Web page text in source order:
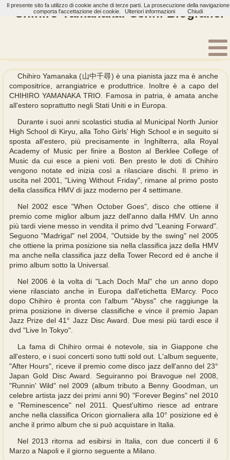
Chihiro Yamanaka: Cenni Biografici
Chihiro Yamanaka (山中千尋) è una pianista jazz ma è anche
compositrice, arrangiatrice e produttrice. Inoltre è a capo del
CHIHIRO YAMANAKA TRIO. Famosa in patria, è amata anche
all'estero soprattutto negli Stati Uniti e in Europa.
Durante i suoi anni scolastici studia al Municipal North Junior
High School di Kiryu, alla Toho Girls' High School e in seguito si
sposta all'estero, più precisamente in Inghilterra, alla Royal
Academy of Music per finire a Boston al Berklee College of
Music da cui esce a pieni voti. Ben presto le doti di Chihiro
vengono notate ed inizia così a rilasciare dischi. Il primo in
uscita nel 2001, "Living Without Friday", rimane al primo posto
della classifica HMV di jazz moderno per 4 settimane.
Nel 2002 esce "When October Goes", disco che ottiene il
premio come miglior album jazz dell'anno dalla HMV. Un anno
più tardi viene messo in vendita il primo dvd "Leaning Forward".
Seguono "Madrigal" nel 2004, "Outside by the swing" nel 2005
che ottiene la prima posizione sia nella classifica jazz della HMV
ma anche nella classifica jazz della Tower Record ed è anche il
primo album sotto la Universal.
Nel 2006 è la volta di "Lach Doch Mal" che un anno dopo
viene rilasciato anche in Europa dall'etichetta EMarcy. Poco
dopo Chihiro è pronta con l'album "Abyss" che raggiunge la
prima posizione in diverse classifiche e vince il premio Japan
Jazz Prize del 41° Jazz Disc Award. Due mesi più tardi esce il
dvd "Live In Tokyo".
La fama di Chihiro ormai è notevole, sia in Giappone che
all'estero, e i suoi concerti sono tutti sold out. L'album seguente,
"After Hours", riceve il premio come disco jazz dell'anno del 23°
Japan Gold Disc Award. Seguiranno poi Bravogue nel 2008,
"Runnin' Wild" nel 2009 (album tributo a Benny Goodman, un
celebre artista jazz dei primi anni 90) "Forever Begins" nel 2010
e "Reminescence" nel 2011. Quest'ultimo riesce ad entrare
anche nella classifica Oricon giornaliera alla 10° posizione ed è
anche il primo album che si può acquistare in Italia.
Nel 2013 ritorna ad esibirsi in Italia, con due concerti il 6
Marzo a Napoli e il giorno seguente a Milano.
Il presente sito fa utilizzo di cookie anche di terze parti. La prosecuzione della navigazione
comporta l'accettazione dei cookie.
Ulteriori informazioni Chiudi